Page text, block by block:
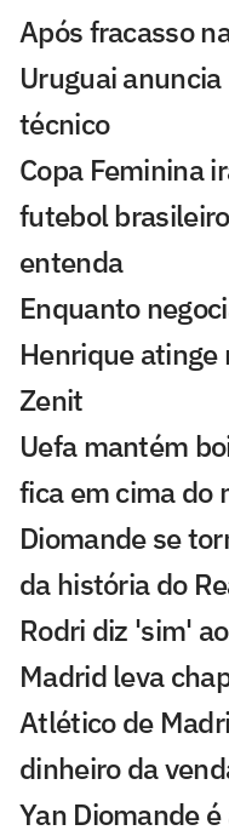
Após fracasso
Uruguai
técnico
Copa Feminina
futebol
entenda
Enquanto
Henrique
Zenit
Uefa mantém
fica em cima do
Diomande se
da história do
Rodri diz 'sim'
Madrid leva
Atlético de
dinheiro da
Yan Diomande